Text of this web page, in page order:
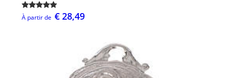
À partir de € 28,49